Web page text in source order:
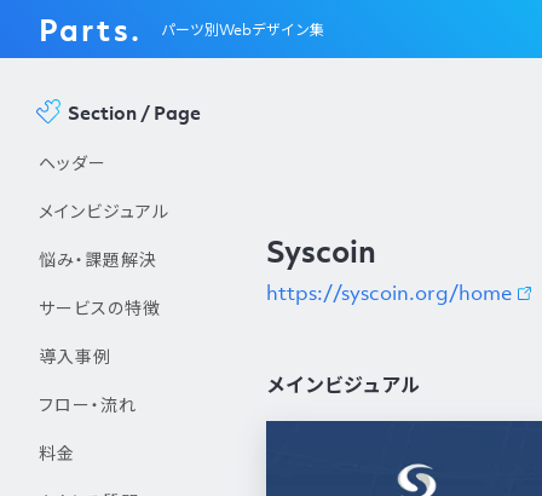
Parts. パーツ別Webデザイン集
Section / Page
ヘッダー
メインビジュアル
悩み・課題解決
サービスの特徴
導入事例
フロー・流れ
料金
Syscoin
https://syscoin.org/home
メインビジュアル